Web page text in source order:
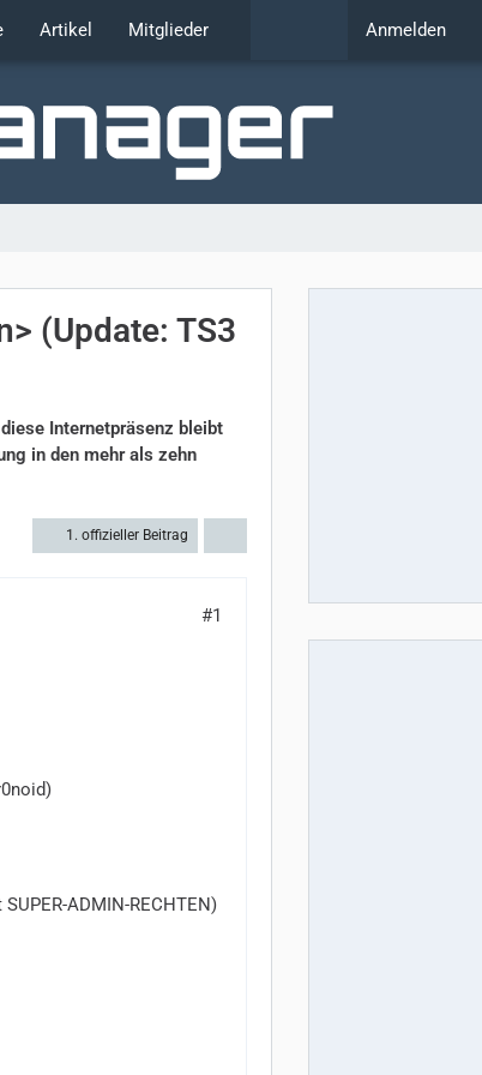
Artikel Mitglieder Anmelden
(Update: TS3
Internetpräsenz bleibt
in den mehr als zehn
1. offizieller Beitrag
#1
ADMIN-RECHTEN)